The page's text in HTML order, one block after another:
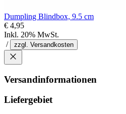
Dumpling Blindbox, 9.5 cm
€ 4,95
Inkl. 20% MwSt.
/
zzgl. Versandkosten
Versandinformationen
Liefergebiet